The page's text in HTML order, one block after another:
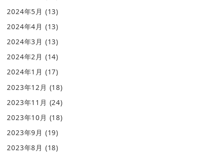
2024年5月 (13)
2024年4月 (13)
2024年3月 (13)
2024年2月 (14)
2024年1月 (17)
2023年12月 (18)
2023年11月 (24)
2023年10月 (18)
2023年9月 (19)
2023年8月 (18)